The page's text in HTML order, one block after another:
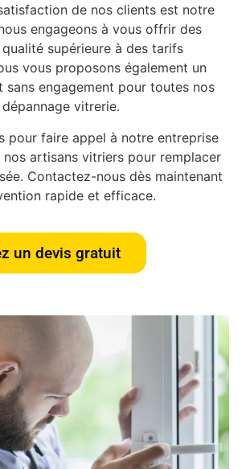
de nos clients est notre
engageons à vous offrir des
supérieure à des tarifs
vous proposons également un
sans engagement pour toutes nos
vitrerie.
pour faire appel à notre entreprise
artisans vitriers pour remplacer
Contactez-nous dès maintenant
rapide et efficace.
un devis gratuit